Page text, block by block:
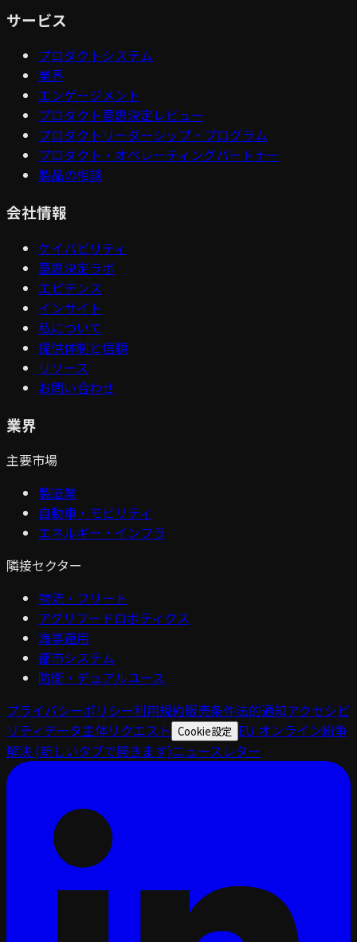
サービス
プロダクトシステム
業界
エンゲージメント
プロダクト意思決定レビュー
プロダクトリーダーシップ・プログラム
プロダクト・オペレーティングパートナー
製品の相談
会社情報
ケイパビリティ
意思決定ラボ
エビデンス
インサイト
私について
提供体制と信頼
リソース
お問い合わせ
業界
主要市場
製造業
自動車・モビリティ
エネルギー・インフラ
隣接セクター
物流・フリート
アグリフードロボティクス
海事運用
都市システム
防衛・デュアルユース
プライバシーポリシー利用規約販売条件法的通知アクセシビ
リティデータ主体リクエスト Cookie設定 EU オンライン紛争
解決 (新しいタブで開きます)ニュースレター